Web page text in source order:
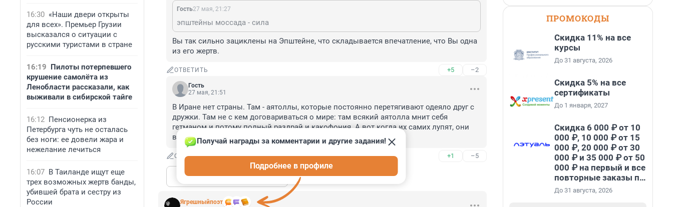
16:30 «Наши двери открыты
для всех». Премьер Грузии
высказался о ситуации с
русскими туристами в стране
16:19 Пилоты потерпевшего
крушение самолёта из
Ленобласти рассказали, как
выживали в сибирской тайге
16:12 Пенсионерка из
Петербурга чуть не осталась
без ноги: ее довели жара и
нежелание лечиться
16:07 В Таиланде ищут еще
трех возможных жертв банды,
убившей брата и сестру из
России
Гость27 мая, 21:27
эпштейны моссада - сила
Вы так сильно зациклены на Эпштейне, что складывается впечатление, что Вы одна
из его жертв.
ОТВЕТИТЬ +5 –2
Гость
27 мая, 21:51
В Иране нет страны. Там - аятоллы, которые постоянно перетягивают одеяло друг с
дружки. Там не с кем договариваться о мире: там всякий аятолла мнит себя
гетманом и потому полный раздрай и какофония. А вот когда их самих лупят, они
вопят - в унисон!
ОТВЕТИТЬ +1 –5
Показать ещё 2 ответа
Ягрешныйпоэт
Получай награды за комментарии и другие задания!
Подробнее в профиле
ПРОМОКОДЫ
Скидка 11% на все
курсы
До 31 августа, 2026
Скидка 5% на все
сертификаты
До 1 января, 2027
Скидка 6 000 ₽ от 10
000 ₽, 10 000 ₽ от 15
000 ₽, 20 000 ₽ от 30
000 ₽ и 35 000 ₽ от 50
000 ₽ на первый и все
повторные заказы по
промокоду НАБЕРИ
До 31 августа, 2026